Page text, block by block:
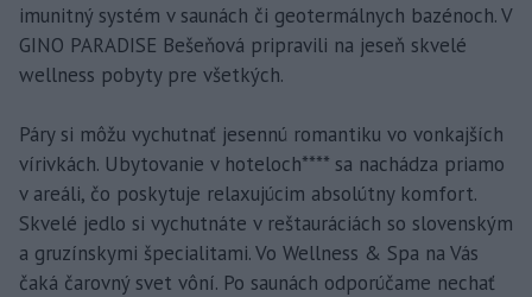
imunitný systém v saunách či geotermálnych bazénoch. V
GINO PARADISE Bešeňová pripravili na jeseň skvelé
wellness pobyty pre všetkých.
Páry si môžu vychutnať jesennú romantiku vo vonkajších
vírivkách. Ubytovanie v hoteloch**** sa nachádza priamo
v areáli, čo poskytuje relaxujúcim absolútny komfort.
Skvelé jedlo si vychutnáte v reštauráciách so slovenským
a gruzínskymi špecialitami. Vo Wellness & Spa na Vás
čaká čarovný svet vôní. Po saunách odporúčame nechať